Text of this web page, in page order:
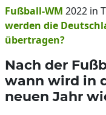
Fußball-WM 2022 in
werden die
übertragen?
Nach der
wann wird in
neuen Jahr